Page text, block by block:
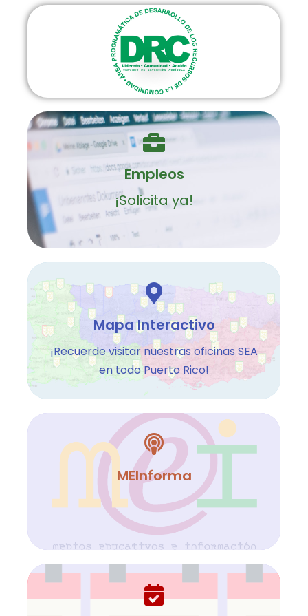
DRC
Empleos
¡Solicita ya!
Mapa Interactivo
¡Recuerde visitar nuestras oficinas SEA
en todo Puerto Rico!
MEInforma